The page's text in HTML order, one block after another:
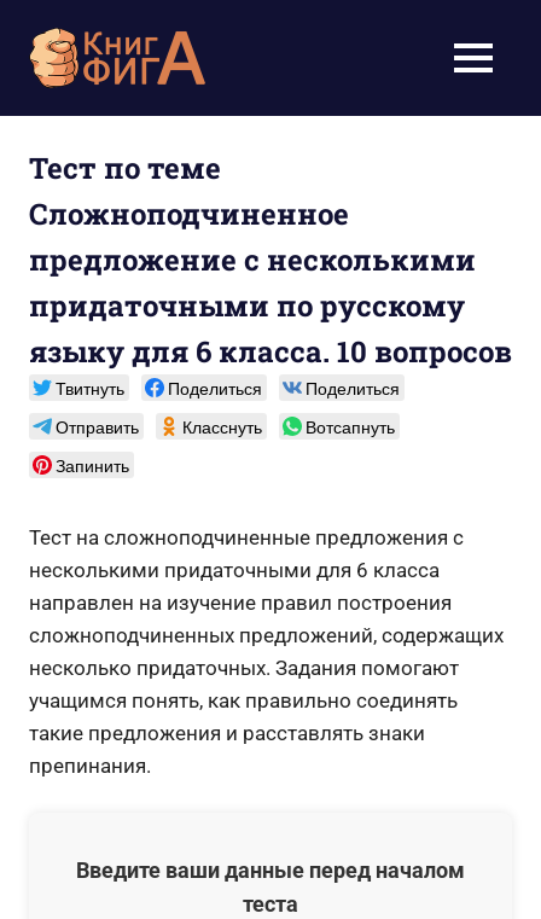
содержимому
для
1-
11
класс
бесплатно
онлайн,
pdf
МЕНЮ
Тест по теме
Сложноподчиненное
предложение с несколькими
придаточными по русскому
языку для 6 класса. 10 вопросов
Твитнуть Поделиться
Поделиться
Отправить
Класснуть
Вотсапнуть
Запинить
Тест на сложноподчиненные предложения с
несколькими придаточными для 6 класса
направлен на изучение правил построения
сложноподчиненных предложений, содержащих
несколько придаточных. Задания помогают
учащимся понять, как правильно соединять
такие предложения и расставлять знаки
препинания.
Введите ваши данные перед началом
теста